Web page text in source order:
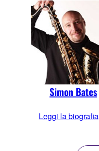
Simon Bates
Leggi la biografia